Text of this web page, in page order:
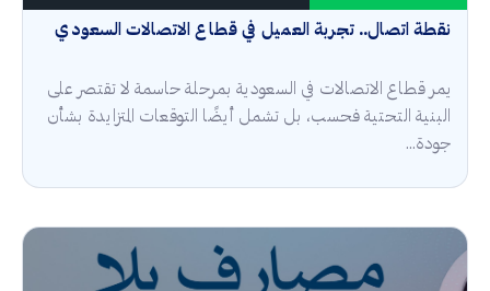
نقطة اتصال.. تجربة العميل في قطاع الاتصالات السعودي
يمر قطاع الاتصالات في السعودية بمرحلة حاسمة لا تقتصر على
البنية التحتية فحسب، بل تشمل أيضًا التوقعات المتزايدة بشأن
جودة...